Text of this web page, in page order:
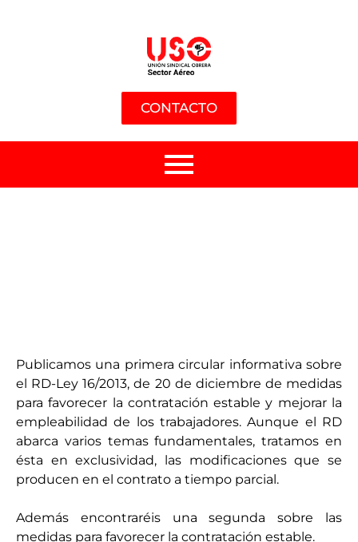
CONTACTO
Publicamos una primera circular informativa sobre
el RD-Ley 16/2013, de 20 de diciembre de medidas
para favorecer la contratación estable y mejorar la
empleabilidad de los trabajadores. Aunque el RD
abarca varios temas fundamentales, tratamos en
ésta en exclusividad, las modificaciones que se
producen en el contrato a tiempo parcial.
Además encontraréis una segunda sobre las
medidas para favorecer la contratación estable.